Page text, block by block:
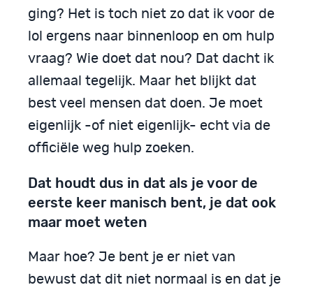
ging? Het is toch niet zo dat ik voor de
lol ergens naar binnenloop en om hulp
vraag? Wie doet dat nou? Dat dacht ik
allemaal tegelijk. Maar het blijkt dat
best veel mensen dat doen. Je moet
eigenlijk -of niet eigenlijk- echt via de
officiële weg hulp zoeken.
Dat houdt dus in dat als je voor de
eerste keer manisch bent, je dat ook
maar moet weten
Maar hoe? Je bent je er niet van
bewust dat dit niet normaal is en dat je